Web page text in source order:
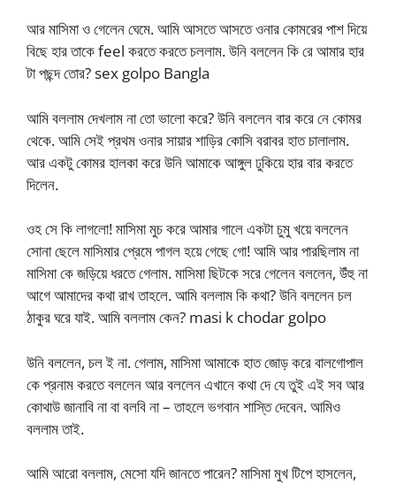
আর মাসিমা ও গেলেন ঘেমে. আমি আসতে আসতে ওনার কোমরের পাশ দিয়ে
বিছে হার তাকে feel করতে করতে চললাম. উনি বললেন কি রে আমার হার
টা পছন্দ তোর? sex golpo Bangla
আমি বললাম দেখলাম না তো ভালো করে? উনি বললেন বার করে নে কোমর
থেকে. আমি সেই প্রথম ওনার সায়ার শাড়ির কোসি বরাবর হাত চালালাম.
আর একটু কোমর হালকা করে উনি আমাকে আঙ্গুল ঢুকিয়ে হার বার করতে
দিলেন.
ওহ সে কি লাগলো! মাসিমা মুচ করে আমার গালে একটা চুমু খয়ে বললেন
সোনা ছেলে মাসিমার প্রেমে পাগল হয়ে গেছে গো! আমি আর পারছিলাম না
মাসিমা কে জড়িয়ে ধরতে গেলাম. মাসিমা ছিটকে সরে গেলেন বললেন, উঁহু না
আগে আমাদের কথা রাখ তাহলে. আমি বললাম কি কথা? উনি বললেন চল
ঠাকুর ঘরে যাই. আমি বললাম কেন? masi k chodar golpo
উনি বললেন, চল ই না. গেলাম, মাসিমা আমাকে হাত জোড় করে বালগোপাল
কে প্রনাম করতে বললেন আর বললেন এখানে কথা দে যে তুই এই সব আর
কোথাউ জানাবি না বা বলবি না – তাহলে ভগবান শাস্তি দেবেন. আমিও
বললাম তাই.
আমি আরো বললাম, মেসো যদি জানতে পারেন? মাসিমা মুখ টিপে হাসলেন,